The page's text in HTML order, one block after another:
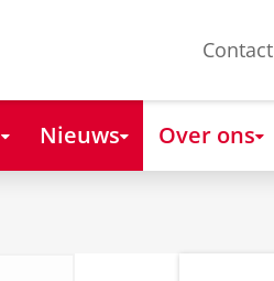
Contact
Nieuws Over ons